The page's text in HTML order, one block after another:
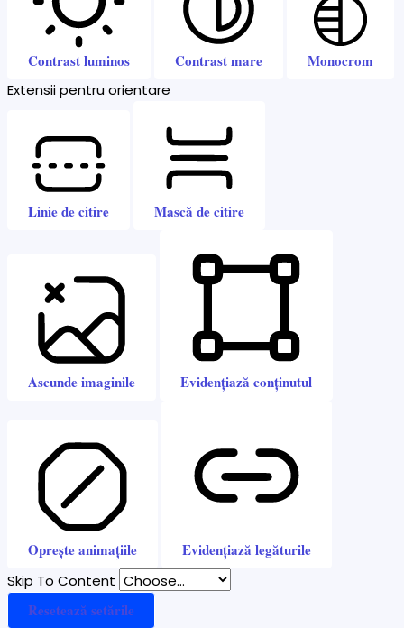
Contrast luminos Contrast mare Monocrom
Extensii pentru orientare
Linie de citire Mască de citire
Ascunde imaginile Evidențiază conținutul
Oprește animațiile Evidențiază legăturile
Skip To Content
Resetează setările